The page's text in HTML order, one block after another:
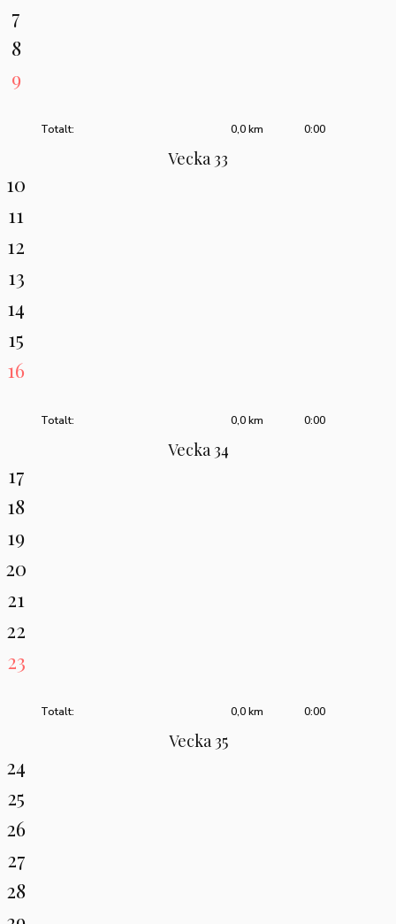
7
8
9
Totalt: 0:00
0,0 km
Vecka 33
10
11
12
13
14
15
16
Totalt: 0:00
0,0 km
Vecka 34
17
18
19
20
21
22
23
Totalt: 0:00
0,0 km
Vecka 35
24
25
26
27
28